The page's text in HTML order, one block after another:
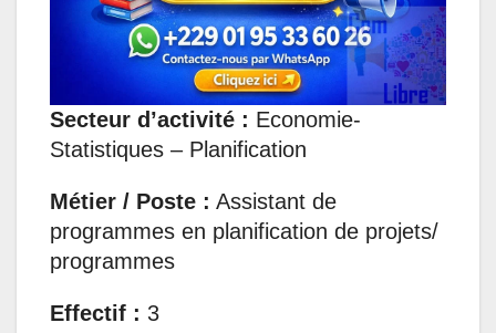
Secteur d’activité : Economie-
Statistiques – Planification
Métier / Poste : Assistant de
programmes en planification de projets/
programmes
Effectif : 3